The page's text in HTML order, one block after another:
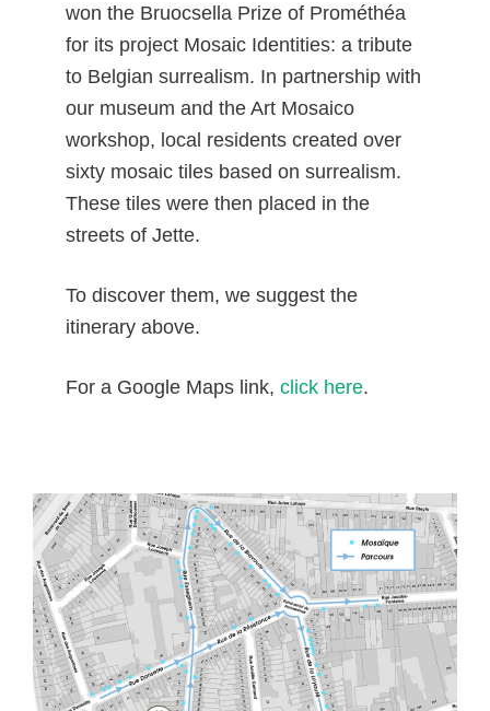
won the Bruocsella Prize of Prométhéa
for its project Mosaic Identities: a tribute
to Belgian surrealism. In partnership with
our museum and the Art Mosaico
workshop, local residents created over
sixty mosaic tiles based on surrealism.
These tiles were then placed in the
streets of Jette.
To discover them, we suggest the
itinerary above.
For a Google Maps link, click here.